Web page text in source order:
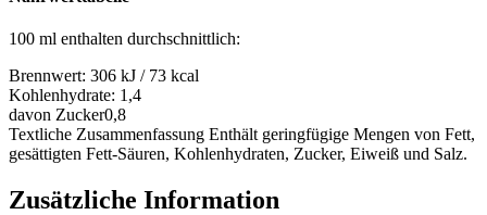
100 ml enthalten durchschnittlich:
Brennwert: 306 kJ / 73 kcal
Kohlenhydrate: 1,4
davon Zucker0,8
Textliche Zusammenfassung Enthält geringfügige Mengen von Fett,
gesättigten Fett-Säuren, Kohlenhydraten, Zucker, Eiweiß und Salz.
Zusätzliche Information